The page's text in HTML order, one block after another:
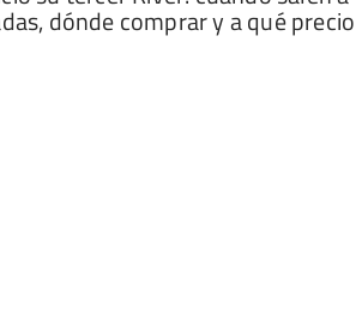
dónde comprar y a qué precio